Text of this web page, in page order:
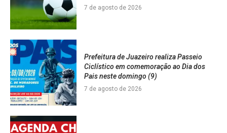
7 de agosto de 2026
Prefeitura de Juazeiro realiza Passeio
Ciclístico em comemoração ao Dia dos
Pais neste domingo (9)
7 de agosto de 2026